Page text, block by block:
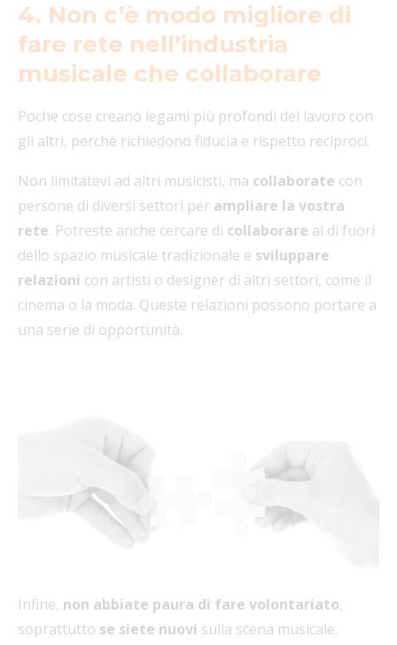
4. Non c’è modo migliore di
fare rete nell’industria
musicale che collaborare
Poche cose creano legami più profondi del lavoro con
gli altri, perché richiedono fiducia e rispetto reciproci.
Non limitatevi ad altri musicisti, ma collaborate con
persone di diversi settori per ampliare la vostra
rete. Potreste anche cercare di collaborare al di fuori
dello spazio musicale tradizionale e sviluppare
relazioni con artisti o designer di altri settori, come il
cinema o la moda. Queste relazioni possono portare a
una serie di opportunità.
Infine, non abbiate paura di fare volontariato,
soprattutto se siete nuovi sulla scena musicale.